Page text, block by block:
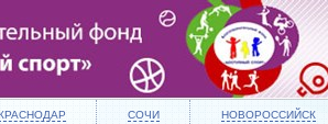
СОЧИ НОВОРОССИЙСК